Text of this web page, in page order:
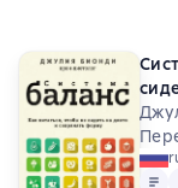
Matn